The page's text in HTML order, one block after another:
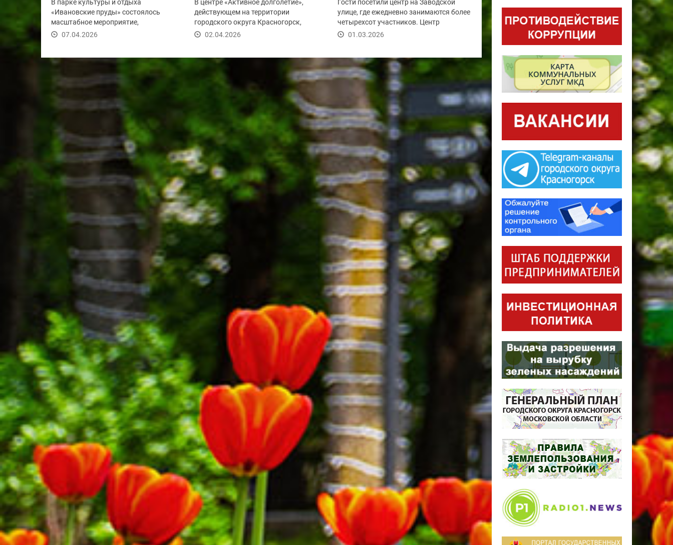
В парке культуры и отдыха
«Ивановские пруды» состоялось
масштабное мероприятие,
приуроченное ко Всемирному дню...
07.04.2026
В центре «Активное долголетие»,
действующем на территории
городского округа Красногорск,
стартует новое досуговое...
02.04.2026
Гости посетили центр на Заводской
улице, где ежедневно занимаются более
четырехсот участников. Центр
«Активное...
01.03.2026